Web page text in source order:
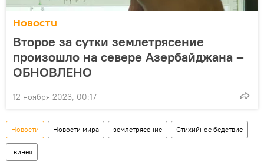
Новости
Второе за сутки землетрясение
произошло на севере Азербайджана –
ОБНОВЛЕНО
12 ноября 2023, 00:17
Новости Новости мира землетрясение Стихийное бедствие
Гвинея